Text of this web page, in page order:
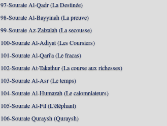
97-Sourate Al-Qadr (La Destinée)
98-Sourate Al-Bayyinah (La preuve)
99-Sourate Az-Zalzalah (La secousse)
100-Sourate Al-Adiyat (Les Coursiers)
101-Sourate Al-Qari'a (Le fracas)
102-Sourate At-Takathur (La course aux richesses)
103-Sourate Al-Asr (Le temps)
104-Sourate Al-Humazah (Le calomniateurs)
105-Sourate Al-Fil (L'éléphant)
106-Sourate Quraysh (Quraysh)